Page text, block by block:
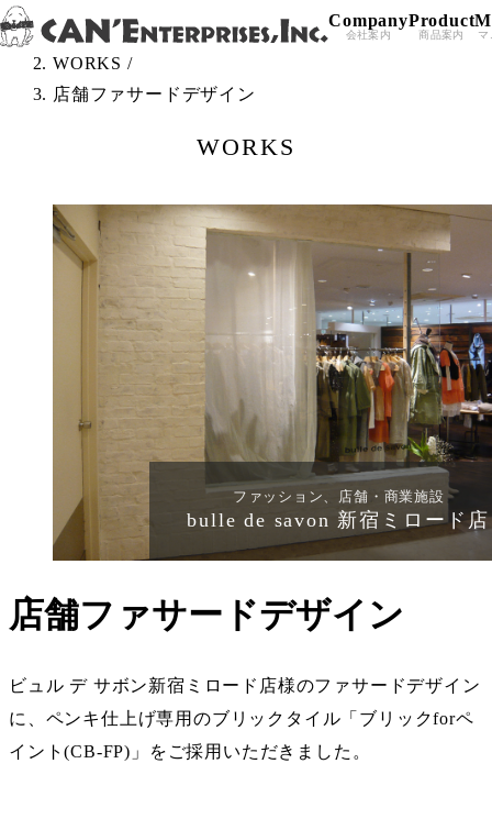
Skip to content
Company
会社案内
Product
商品案内 マ
TOP /
WORKS /
店舗ファサードデザイン
WORKS
ファッション、店舗・商業施設
bulle de savon 新宿ミロード店
店舗ファサードデザイン
ビュル デ サボン新宿ミロード店様のファサードデザイン
に、ペンキ仕上げ専用のブリックタイル「ブリックforペ
イント(CB-FP)」をご採用いただきました。